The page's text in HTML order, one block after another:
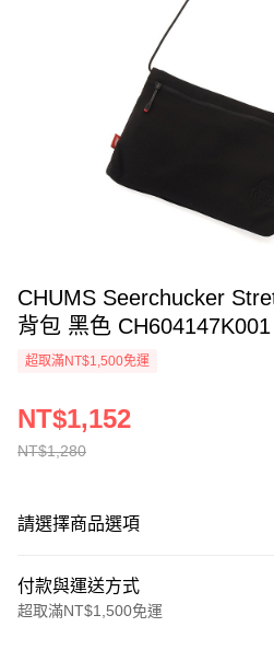
CHUMS Seerchucker
背包 黑色 CH604147K001
超取滿NT$1,500免運
NT$1,280
NT$1,152
請選擇商品選項
付款與運送方式
超取滿NT$1,500免運